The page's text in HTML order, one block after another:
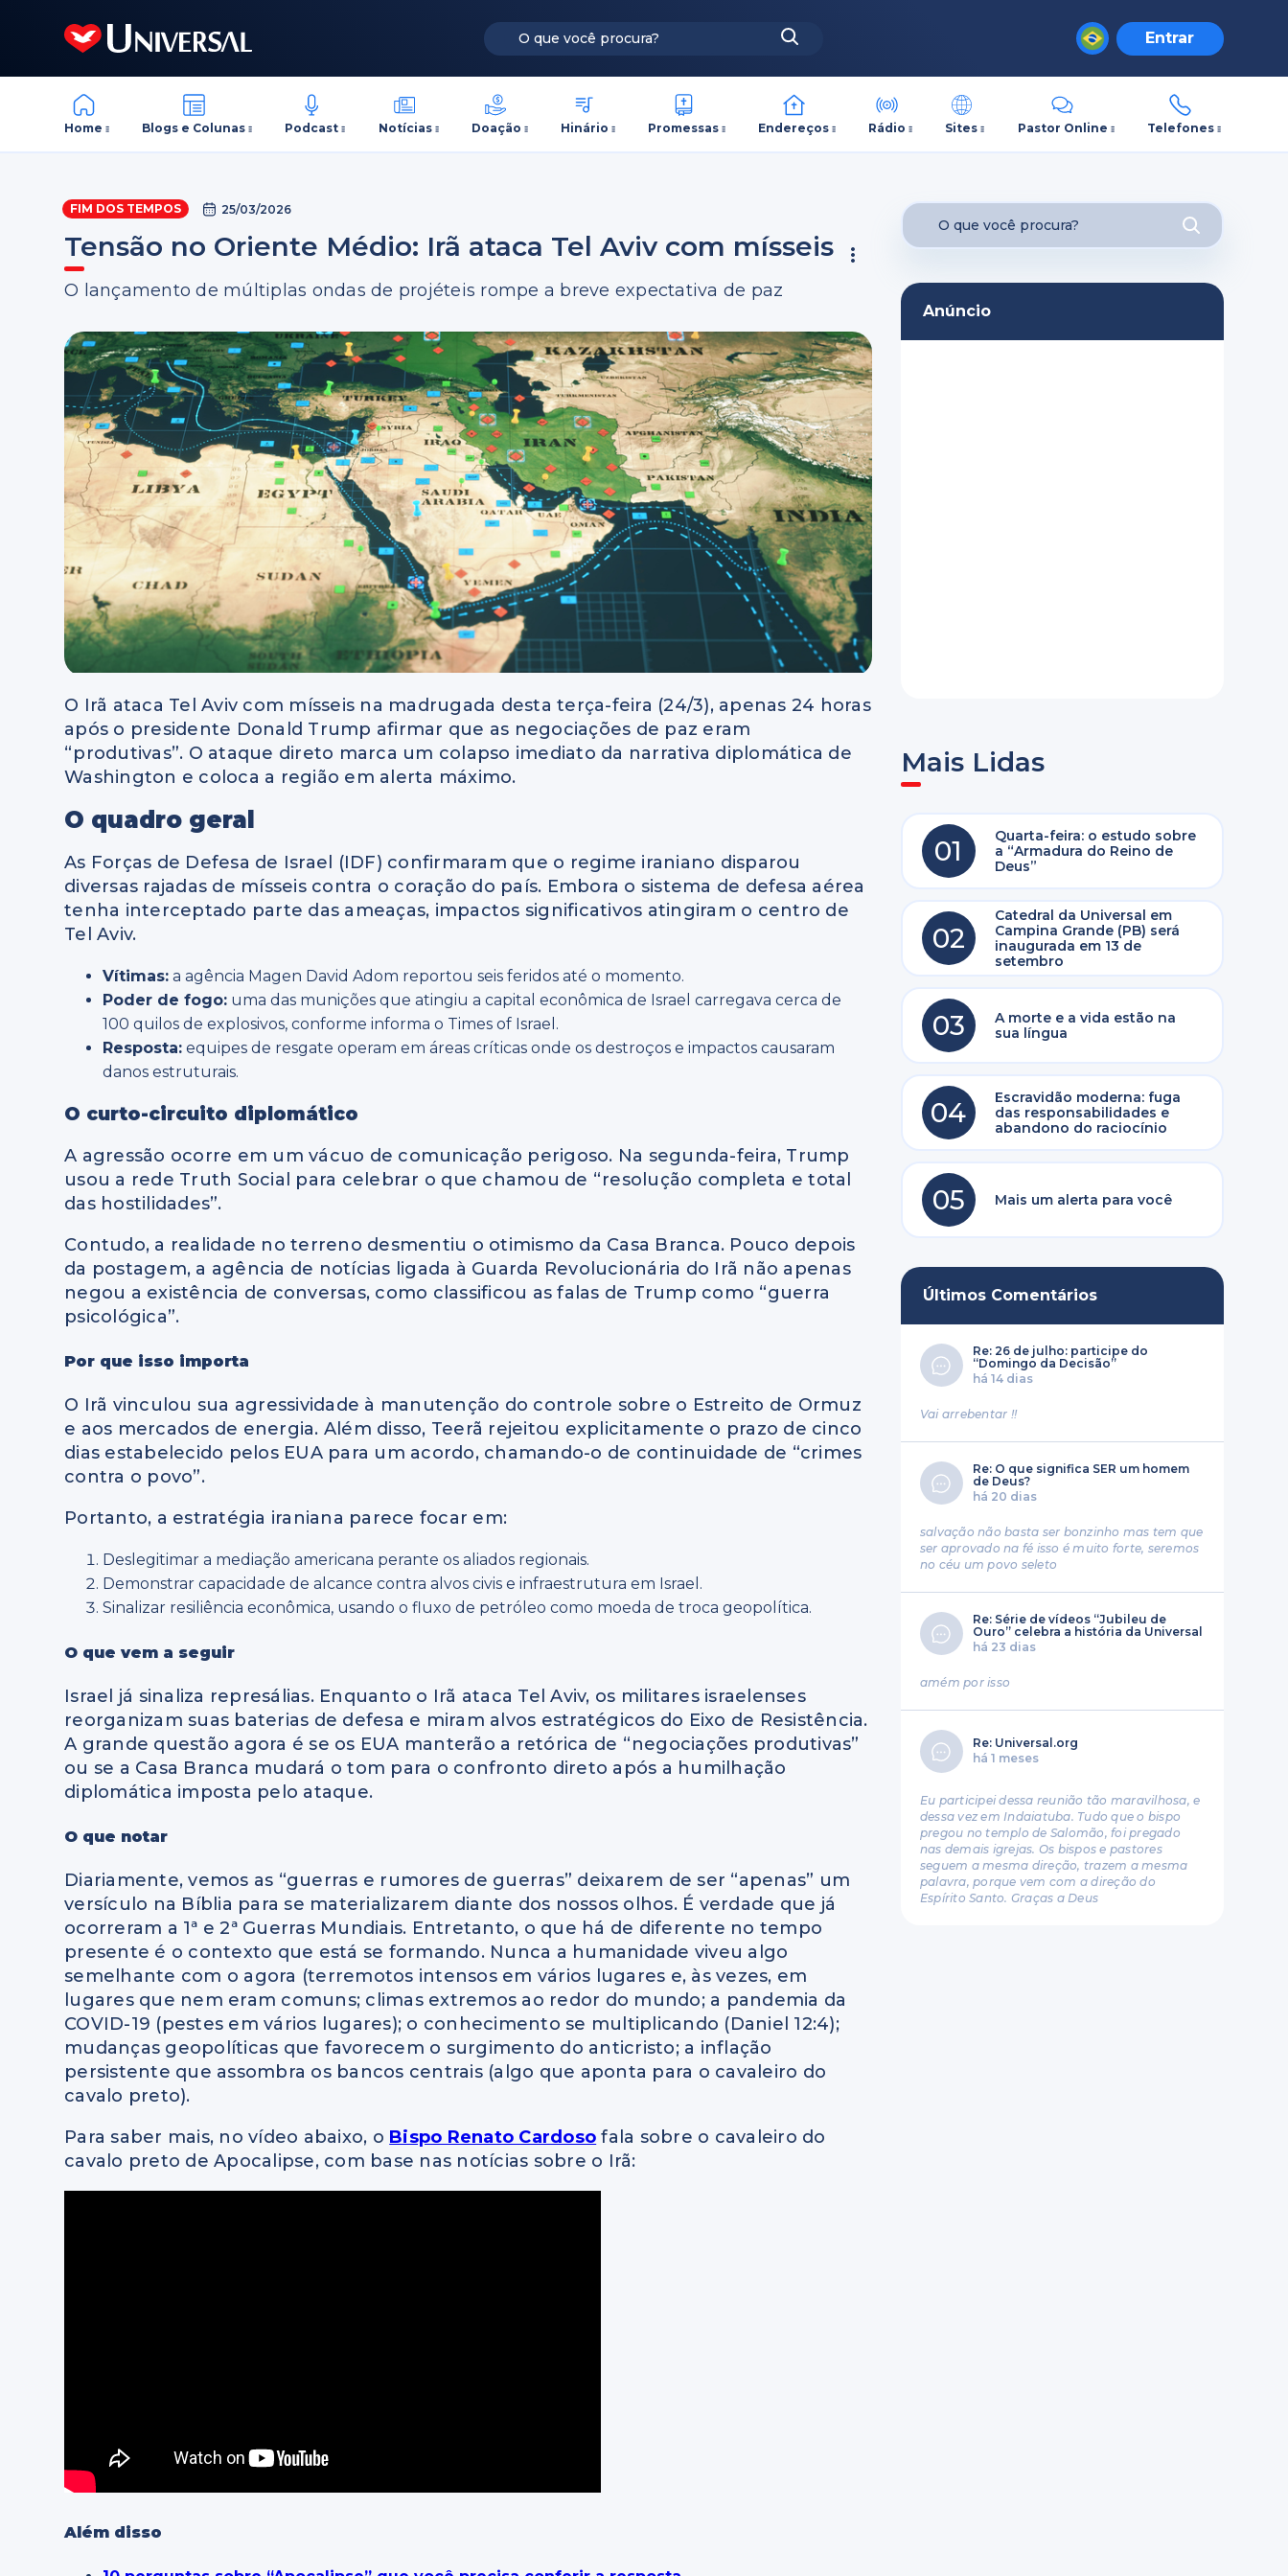
Entrar
Home Blogs e Colunas Podcast Notícias Doação Hinário Promessas Endereços Rádio Sites Pastor Online Telefones
FIM DOS TEMPOS 25/03/2026
Tensão no Oriente Médio: Irã ataca Tel Aviv com mísseis
O lançamento de múltiplas ondas de projéteis rompe a breve expectativa de paz
O Irã ataca Tel Aviv com mísseis na madrugada desta terça-feira (24/3), apenas 24 horas
após o presidente Donald Trump afirmar que as negociações de paz eram
“produtivas”. O ataque direto marca um colapso imediato da narrativa diplomática de
Washington e coloca a região em alerta máximo.
O quadro geral
As Forças de Defesa de Israel (IDF) confirmaram que o regime iraniano disparou
diversas rajadas de mísseis contra o coração do país. Embora o sistema de defesa aérea
tenha interceptado parte das ameaças, impactos significativos atingiram o centro de
Tel Aviv.
Vítimas: a agência Magen David Adom reportou seis feridos até o momento.
Poder de fogo: uma das munições que atingiu a capital econômica de Israel carregava cerca de
100 quilos de explosivos, conforme informa o Times of Israel.
Resposta: equipes de resgate operam em áreas críticas onde os destroços e impactos causaram
danos estruturais.
O curto-circuito diplomático
A agressão ocorre em um vácuo de comunicação perigoso. Na segunda-feira, Trump
usou a rede Truth Social para celebrar o que chamou de “resolução completa e total
das hostilidades”.
Contudo, a realidade no terreno desmentiu o otimismo da Casa Branca. Pouco depois
da postagem, a agência de notícias ligada à Guarda Revolucionária do Irã não apenas
negou a existência de conversas, como classificou as falas de Trump como “guerra
psicológica”.
Por que isso importa
O Irã vinculou sua agressividade à manutenção do controle sobre o Estreito de Ormuz
e aos mercados de energia. Além disso, Teerã rejeitou explicitamente o prazo de cinco
dias estabelecido pelos EUA para um acordo, chamando-o de continuidade de “crimes
contra o povo”.
Portanto, a estratégia iraniana parece focar em:
Deslegitimar a mediação americana perante os aliados regionais.
Demonstrar capacidade de alcance contra alvos civis e infraestrutura em Israel.
Sinalizar resiliência econômica, usando o fluxo de petróleo como moeda de troca geopolítica.
O que vem a seguir
Israel já sinaliza represálias. Enquanto o Irã ataca Tel Aviv, os militares israelenses
reorganizam suas baterias de defesa e miram alvos estratégicos do Eixo de Resistência.
A grande questão agora é se os EUA manterão a retórica de “negociações produtivas”
ou se a Casa Branca mudará o tom para o confronto direto após a humilhação
diplomática imposta pelo ataque.
O que notar
Diariamente, vemos as “guerras e rumores de guerras” deixarem de ser “apenas” um
versículo na Bíblia para se materializarem diante dos nossos olhos. É verdade que já
ocorreram a 1ª e 2ª Guerras Mundiais. Entretanto, o que há de diferente no tempo
presente é o contexto que está se formando. Nunca a humanidade viveu algo
semelhante com o agora (terremotos intensos em vários lugares e, às vezes, em
lugares que nem eram comuns; climas extremos ao redor do mundo; a pandemia da
COVID-19 (pestes em vários lugares); o conhecimento se multiplicando (Daniel 12:4);
mudanças geopolíticas que favorecem o surgimento do anticristo; a inflação
persistente que assombra os bancos centrais (algo que aponta para o cavaleiro do
cavalo preto).
Para saber mais, no vídeo abaixo, o Bispo Renato Cardoso fala sobre o cavaleiro do
cavalo preto de Apocalipse, com base nas notícias sobre o Irã:
Além disso
Anúncio
Mais Lidas
01
Quarta-feira: o estudo sobre
a “Armadura do Reino de
Deus”
02
Catedral da Universal em
Campina Grande (PB) será
inaugurada em 13 de
setembro
03
A morte e a vida estão na
sua língua
04
Escravidão moderna: fuga
das responsabilidades e
abandono do raciocínio
05 Mais um alerta para você
Últimos Comentários
Re: 26 de julho: participe do
“Domingo da Decisão”
há 14 dias
Vai arrebentar !!
Re: O que significa SER um homem
de Deus?
há 20 dias
salvação não basta ser bonzinho mas tem que
ser aprovado na fé isso é muito forte, seremos
no céu um povo seleto
Re: Série de vídeos “Jubileu de
Ouro” celebra a história da Universal
há 23 dias
amém por isso
Re: Universal.org
há 1 meses
Eu participei dessa reunião tão maravilhosa, e
dessa vez em Indaiatuba. Tudo que o bispo
pregou no templo de Salomão, foi pregado
nas demais igrejas. Os bispos e pastores
seguem a mesma direção, trazem a mesma
palavra, porque vem com a direção do
Espírito Santo. Graças a Deus